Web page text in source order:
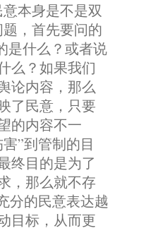
本身是不是双
，首先要问的
是什么？或者说
么？如果我们
论内容，那么
了民意，只要
的内容不一
”到管制的目
终目的是为了
，那么就不存
分的民意表达越
目标，从而更